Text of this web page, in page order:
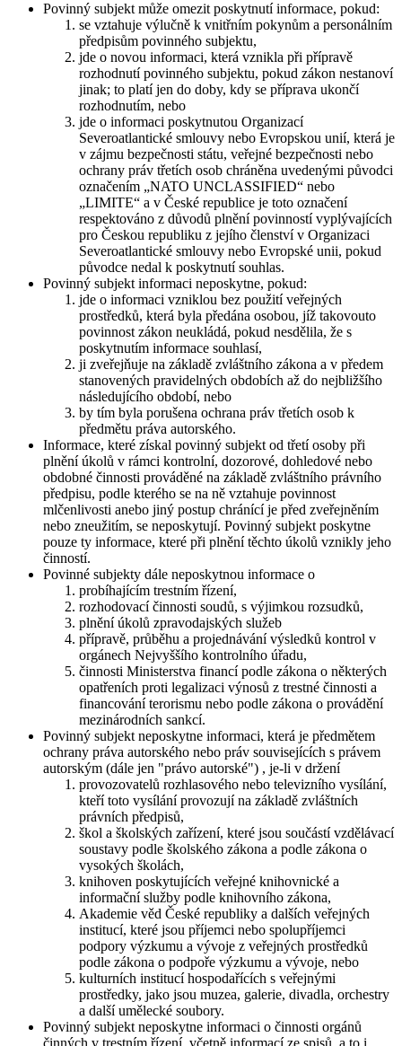
Povinný subjekt může omezit poskytnutí informace, pokud:
se vztahuje výlučně k vnitřním pokynům a personálním
předpisům povinného subjektu,
jde o novou informaci, která vznikla při přípravě
rozhodnutí povinného subjektu, pokud zákon nestanoví
jinak; to platí jen do doby, kdy se příprava ukončí
rozhodnutím, nebo
jde o informaci poskytnutou Organizací
Severoatlantické smlouvy nebo Evropskou unií, která je
v zájmu bezpečnosti státu, veřejné bezpečnosti nebo
ochrany práv třetích osob chráněna uvedenými původci
označením „NATO UNCLASSIFIED“ nebo
„LIMITE“ a v České republice je toto označení
respektováno z důvodů plnění povinností vyplývajících
pro Českou republiku z jejího členství v Organizaci
Severoatlantické smlouvy nebo Evropské unii, pokud
původce nedal k poskytnutí souhlas.
Povinný subjekt informaci neposkytne, pokud:
jde o informaci vzniklou bez použití veřejných
prostředků, která byla předána osobou, jíž takovouto
povinnost zákon neukládá, pokud nesdělila, že s
poskytnutím informace souhlasí,
ji zveřejňuje na základě zvláštního zákona a v předem
stanovených pravidelných obdobích až do nejbližšího
následujícího období, nebo
by tím byla porušena ochrana práv třetích osob k
předmětu práva autorského.
Informace, které získal povinný subjekt od třetí osoby při
plnění úkolů v rámci kontrolní, dozorové, dohledové nebo
obdobné činnosti prováděné na základě zvláštního právního
předpisu, podle kterého se na ně vztahuje povinnost
mlčenlivosti anebo jiný postup chránící je před zveřejněním
nebo zneužitím, se neposkytují. Povinný subjekt poskytne
pouze ty informace, které při plnění těchto úkolů vznikly jeho
činností.
Povinné subjekty dále neposkytnou informace o
probíhajícím trestním řízení,
rozhodovací činnosti soudů, s výjimkou rozsudků,
plnění úkolů zpravodajských služeb
přípravě, průběhu a projednávání výsledků kontrol v
orgánech Nejvyššího kontrolního úřadu,
činnosti Ministerstva financí podle zákona o některých
opatřeních proti legalizaci výnosů z trestné činnosti a
financování terorismu nebo podle zákona o provádění
mezinárodních sankcí.
Povinný subjekt neposkytne informaci, která je předmětem
ochrany práva autorského nebo práv souvisejících s právem
autorským (dále jen "právo autorské") , je-li v držení
provozovatelů rozhlasového nebo televizního vysílání,
kteří toto vysílání provozují na základě zvláštních
právních předpisů,
škol a školských zařízení, které jsou součástí vzdělávací
soustavy podle školského zákona a podle zákona o
vysokých školách,
knihoven poskytujících veřejné knihovnické a
informační služby podle knihovního zákona,
Akademie věd České republiky a dalších veřejných
institucí, které jsou příjemci nebo spolupříjemci
podpory výzkumu a vývoje z veřejných prostředků
podle zákona o podpoře výzkumu a vývoje, nebo
kulturních institucí hospodařících s veřejnými
prostředky, jako jsou muzea, galerie, divadla, orchestry
a další umělecké soubory.
Povinný subjekt neposkytne informaci o činnosti orgánů